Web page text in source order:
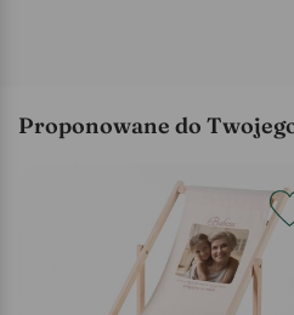
Proponowane do